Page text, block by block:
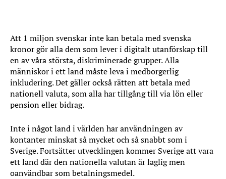
Att 1 miljon svenskar inte kan betala med svenska
kronor gör alla dem som lever i digitalt utanförskap till
en av våra största, diskriminerade grupper. Alla
människor i ett land måste leva i medborgerlig
inkludering. Det gäller också rätten att betala med
nationell valuta, som alla har tillgång till via lön eller
pension eller bidrag.
Inte i något land i världen har användningen av
kontanter minskat så mycket och så snabbt som i
Sverige. Fortsätter utvecklingen kommer Sverige att vara
ett land där den nationella valutan är laglig men
oanvändbar som betalningsmedel.